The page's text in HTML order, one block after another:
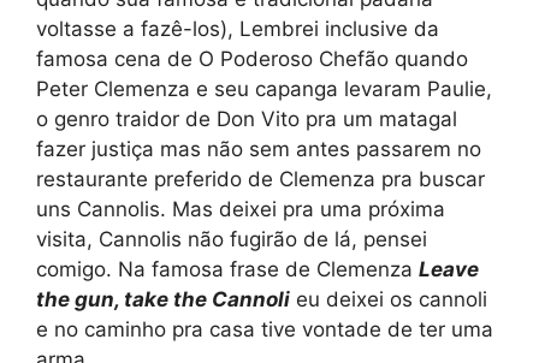
voltasse a fazê-los), Lembrei inclusive da
famosa cena de O Poderoso Chefão quando
Peter Clemenza e seu capanga levaram Paulie,
o genro traidor de Don Vito pra um matagal
fazer justiça mas não sem antes passarem no
restaurante preferido de Clemenza pra buscar
uns Cannolis. Mas deixei pra uma próxima
visita, Cannolis não fugirão de lá, pensei
comigo. Na famosa frase de Clemenza Leave
the gun, take the Cannoli eu deixei os cannoli
e no caminho pra casa tive vontade de ter uma